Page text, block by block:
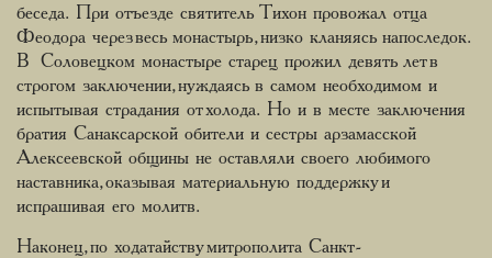
беседа. При отъезде святитель Тихон провожал отца
Феодора через весь монастырь, низко кланяясь напоследок.
В Соловецком монастыре старец прожил девять лет в
строгом заключении, нуждаясь в самом необходимом и
испытывая страдания от холода. Но и в месте заключения
братия Санаксарской обители и сестры арзамасской
Алексеевской общины не оставляли своего любимого
наставника, оказывая материальную поддержку и
испрашивая его молитв.
Наконец, по ходатайству митрополита Санкт-